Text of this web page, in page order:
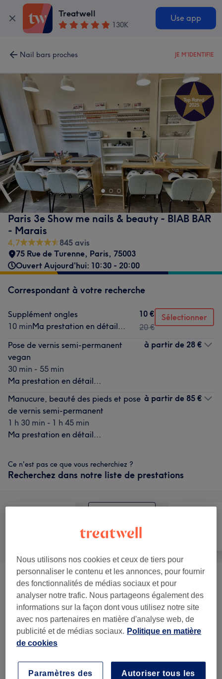
Treatwell
130K
Use app
Nail bars proches JE M'IDENTIFIE
Paris 3e Show me nails & beauty - BIAB BAR
- Marais
4,7
845 avis
75 Rue de Turenne, Paris, 75003
Ouvert Aujourd'hui: 10:30 - 20:00
Correspondant à votre recherche
Supplément ongles
10 minMa prestation en détail...
10 €
20 €
Sélectionner
Pose de vernis semi-permanent
vegan
30 min - 55 min
Ma prestation en détail...
à partir de 28 €
Manucure, beauté des pieds et pose
de vernis semi-permanent
1 h 30 min - 1 h 45 min
Ma prestation en détail...
à partir de 85 €
Ce n'est pas ce que vous recherchiez ?
Recherchez dans notre liste de prestations
Manucure et
Beauté des pieds
Manucure Et Beauté Des Pieds (3) à partir de 60 €
Gainage BIAB TGB (1) à partir de 45 €
Nails Art ( 1) à partir de 5 €
Semi-permanent Vegan
à partir de 25 €
Nous utilisons nos cookies et ceux de tiers pour
personnaliser le contenu et les annonces, pour fournir
des fonctionnalités de médias sociaux et pour
analyser notre trafic. Nous partageons également des
informations sur la façon dont vous utilisez notre site
avec nos partenaires en matière d'analyse web, de
publicité et de médias sociaux. Politique en matière
de cookies
Autoriser tous les
Paramètres des